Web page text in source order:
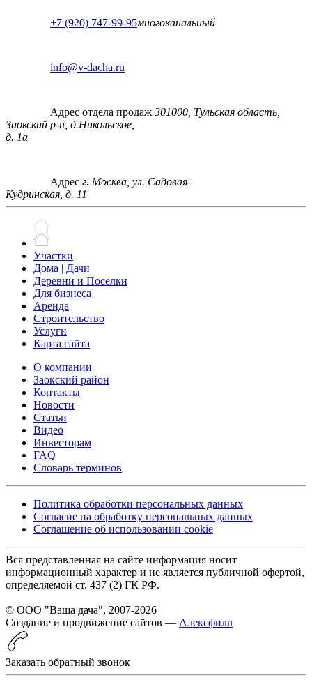
+7 (920) 747-99-95многоканальный
info@v-dacha.ru
Адрес отдела продаж 301000, Тульская область,
Заокский р-н, д.Никольское,
д. 1а
Адрес г. Москва, ул. Садовая-
Кудринская, д. 11
Участки
Дома | Дачи
Деревни и Поселки
Для бизнеса
Аренда
Строительство
Услуги
Карта сайта
О компании
Заокский район
Контакты
Новости
Статьи
Видео
Инвесторам
FAQ
Словарь терминов
Политика обработки персональных данных
Согласие на обработку персональных данных
Соглашение об использовании cookie
Вся представленная на сайте информация носит
информационный характер и не является публичной офертой,
определяемой ст. 437 (2) ГК РФ.
© ООО "Ваша дача", 2007-2026
Создание и продвижение сайтов — Алексфилл
Заказать обратный звонок